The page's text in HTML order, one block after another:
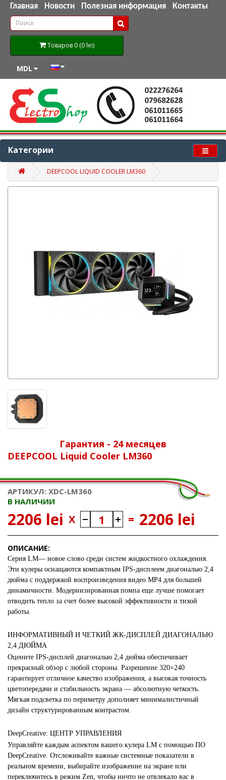
Главная Новости Полезная информация Контакты
Товаров 0 (0 lei)
MDL
Категории
DEEPCOOL LIQUID COOLER LM360
Гарантия - 24 месяцев
DEEPCOOL Liquid Cooler LM360
АРТИКУЛ: XDC-LM360
В НАЛИЧИИ
2206 lei X = 2206 lei
ОПИСАНИЕ:
Серия LM— новое слово среди систем жидкостного охлаждения.
Эти кулеры оснащаются компактным IPS-дисплеем диагональю 2,4
дюйма с поддержкой воспроизведения видео MP4 для большей
динамичности. Модернизированная помпа еще лучше помогает
отводить тепло за счет более высокой эффективности и тихой
работы.
ИНФОРМАТИВНЫЙ И ЧЕТКИЙ ЖК-ДИСПЛЕЙ ДИАГОНАЛЬЮ
2,4 ДЮЙМА
Оцените IPS-дисплей диагональю 2,4 дюйма обеспечивает
прекрасный обзор с любой стороны. Разрешение 320×240
гарантирует отличное качество изображения, а высокая точность
цветопередачи и стабильность экрана — абсолютную четкость.
Мягкая подсветка по периметру дополняет минималистичный
дизайн структурированным контрастом.
DeepCreative: ЦЕНТР УПРАВЛЕНИЯ
Управляйте каждым аспектом вашего кулера LM с помощью ПО
DeepCreative. Отслеживайте важные системные показатели в
реальном времени, выбирайте изображение на экране или
переключитесь в режим Zen, чтобы ничто не отвлекало вас в